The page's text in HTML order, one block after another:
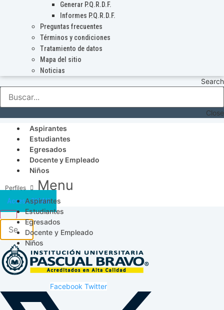
Generar P.Q.R.D.F.
Informes P.Q.R.D.F.
Preguntas frecuentes
Términos y condiciones
Tratamiento de datos
Mapa del sitio
Noticias
Search
Close
Aspirantes
Estudiantes
Egresados
Docente y Empleado
Niños
Menu
Aspirantes
Estudiantes
Egresados
Docente y Empleado
Niños
Acceso SICAU
Facebook Twitter